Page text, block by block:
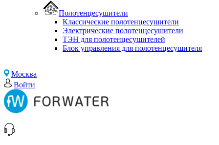
Полотенцесушители
Классические полотенцесушители
Электрические полотенцесушители
ТЭН для полотенцесушителей
Блок управления для полотенцесушителя
Москва
Войти